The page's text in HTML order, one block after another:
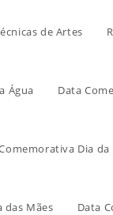
de Artes
Água Data
Dia da
das Mães Data